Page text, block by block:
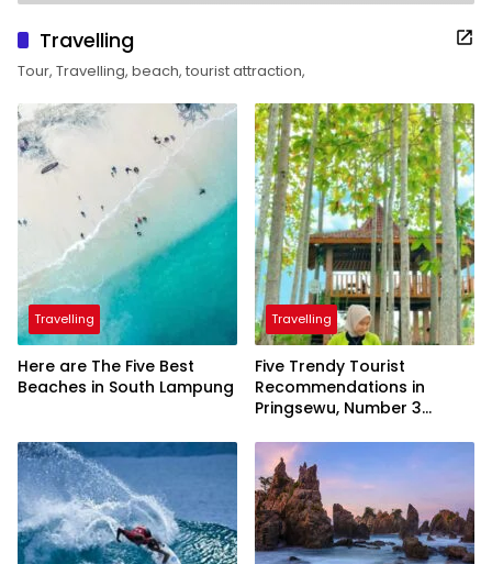
Travelling
Tour, Travelling, beach, tourist attraction,
Travelling
Here are The Five Best
Beaches in South Lampung
Travelling
Five Trendy Tourist
Recommendations in
Pringsewu, Number 3
President